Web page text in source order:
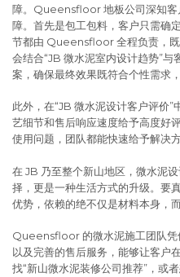
障。Queensfloor 地板公司深知客
障。首先是包工包料，客户只需确
节都由 Queensfloor 全程负责，
会结合“JB 微水泥室内设计趋势”
案，确保最终效果既符合个性需求
此外，在“JB 微水泥设计客户评价
艺细节和售后响应速度给予高度好
使用问题，团队都能快速给予解决方
在 JB 乃至整个新山地区，微水泥
择，更是一种生活方式的升级。要
优势，依赖的绝不仅是材料本身，
Queensfloor 的微水泥施工团队凭
以及完善的售后服务，能够让客户
找“新山微水泥装修公司推荐”，或